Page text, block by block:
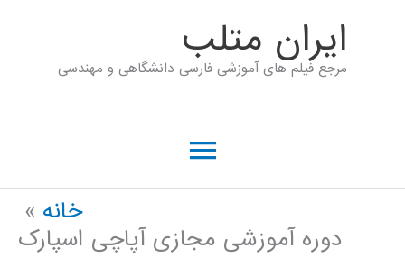
ايران متلب
مرجع فیلم های آموزشی فارسی دانشگاهی و مهندسی
فهرست
خانه
دوره آموزشی مجازی آپاچی اسپارک